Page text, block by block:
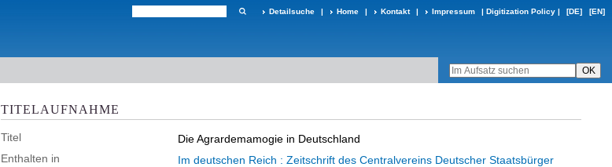
Detailsuche | Home | Kontakt | Impressum | Digitization Policy | [DE] [EN]
TITELAUFNAHME
Titel
Die Agrardemamogie in Deutschland
Enthalten in
Im deutschen Reich : Zeitschrift des Centralvereins Deutscher Staatsbürger